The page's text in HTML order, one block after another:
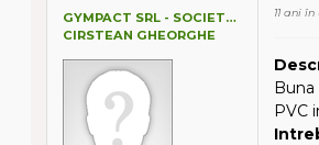
GYMPACT SRL - SOCIETATE IN REORGANIZARE
CIRSTEAN GHEORGHE
11 ani
PVC